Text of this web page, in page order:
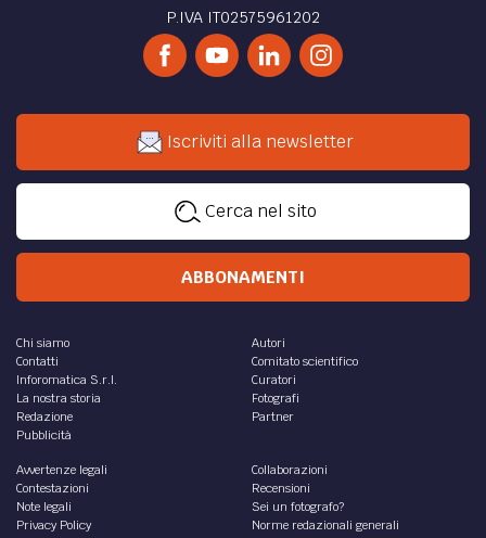
P.IVA IT02575961202
Iscriviti alla newsletter
Cerca nel sito
ABBONAMENTI
Chi siamo
Contatti
Inforomatica S.r.l.
La nostra storia
Redazione
Pubblicità
Autori
Comitato scientifico
Curatori
Fotografi
Partner
Avvertenze legali
Contestazioni
Note legali
Privacy Policy
Collaborazioni
Recensioni
Sei un fotografo?
Norme redazionali generali